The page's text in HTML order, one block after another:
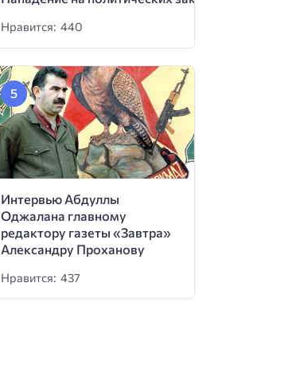
Нравится: 440
Интервью Абдуллы
Оджалана главному
редактору газеты «Завтра»
Александру Проханову
Нравится: 437